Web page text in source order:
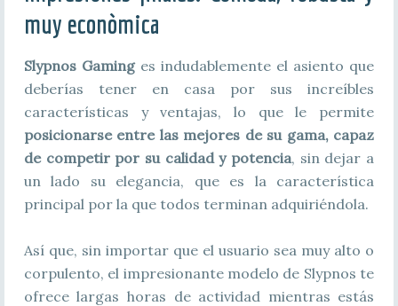
muy econòmica
Slypnos Gaming es indudablemente el asiento que
deberías tener en casa por sus increíbles
características y ventajas, lo que le permite
posicionarse entre las mejores de su gama, capaz
de competir por su calidad y potencia, sin dejar a
un lado su elegancia, que es la característica
principal por la que todos terminan adquiriéndola.
Así que, sin importar que el usuario sea muy alto o
corpulento, el impresionante modelo de Slypnos te
ofrece largas horas de actividad mientras estás